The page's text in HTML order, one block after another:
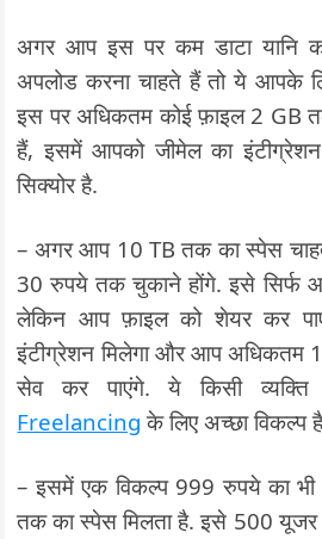
अगर आप इस पर कम डाटा यानि
अपलोड करना चाहते हैं तो ये आपके
इस पर अधिकतम कोई फ़ाइल 2 GB
हैं, इसमें आपको जीमेल का
सिक्योर है.
– अगर आप 10 TB तक का स्पेस
30 रुपये तक चुकाने होंगे. इसे सिर्फ
लेकिन आप फ़ाइल को शेयर कर
इंटीग्रेशन मिलेगा और आप अधिकतम
सेव कर पाएंगे. ये किसी
Freelancing के लिए अच्छा विकल्प
– इसमें एक विकल्प 999 रुपये का
तक का स्पेस मिलता है. इसे 500